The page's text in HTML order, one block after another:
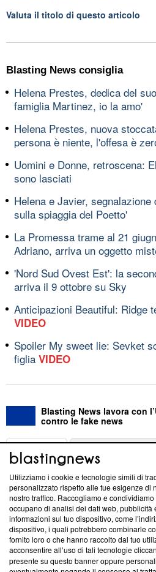
Valuta il titolo di questo articolo
Blasting News consiglia
Helena Prestes, dedica del
famiglia Martinez, io la amo'
Helena Prestes, nuova
persona è niente, l'offesa è
Uomini e Donne, retroscena:
sono lasciati
Helena e Javier,
sulla spiaggia del Poetto'
La Promessa trame al 21
Adriano, arriva un oggetto
'Nord Sud Ovest Est': la
arriva il 9 ottobre su Sky
Anticipazioni Beautiful: Ridge
VIDEO
Spoiler My sweet lie: Sevket
figlia VIDEO
Blasting News lavora con
contro le fake news
ABOUT
Questa sezione offre informazioni
News, sui nostri processi editoriali
creare news di qualità. Inoltre,
‘Trust Project - News with Integrity’
ancora membro del programma,
parte; Trust Project non ha ancora
conformità agli standard.
Utilizziamo i cookie e tecnologie simili di
personalizzato rispetto alle tue esigenze di
nostro traffico. Raccogliamo e condividiamo
occupano di analisi dei dati web, pubblicità
informazioni sul tuo dispositivo, come
dispositivo, i quali potrebbero combinarle
fornito loro o che hanno raccolto dal tuo
acconsentire all’uso di tali tecnologie
presente su questo banner oppure